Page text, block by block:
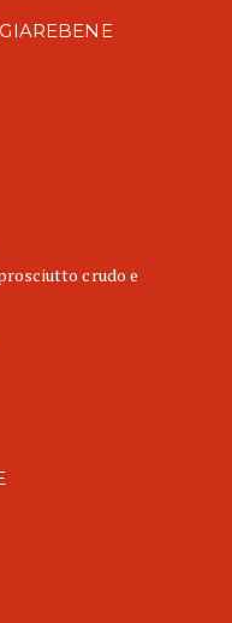
crudo e